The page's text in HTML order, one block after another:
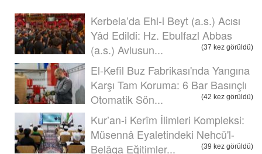
Kerbela’da Ehl-i Beyt (a.s.) Acısı
Yâd Edildi: Hz. Ebulfazl Abbas
(a.s.) Avlusun...
(37 kez görüldü)
El-Kefîl Buz Fabrikası'nda Yangına
Karşı Tam Koruma: 6 Bar Basınçlı
Otomatik Sön...
(42 kez görüldü)
Kur’an-i Kerîm İlimleri Kompleksi:
Müsennâ Eyaletindeki Nehcü'l-
Belâga Eğitimler...
(39 kez görüldü)